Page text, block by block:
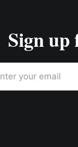
Sign
your email